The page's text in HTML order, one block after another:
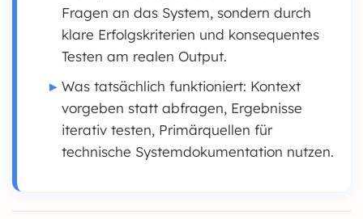
Fragen an das System, sondern durch
klare Erfolgskriterien und konsequentes
Testen am realen Output.
Was tatsächlich funktioniert: Kontext
vorgeben statt abfragen, Ergebnisse
iterativ testen, Primärquellen für
technische Systemdokumentation nutzen.